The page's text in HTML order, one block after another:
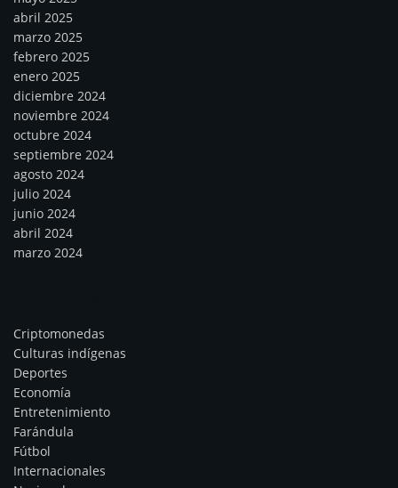
abril 2025
marzo 2025
febrero 2025
enero 2025
diciembre 2024
noviembre 2024
octubre 2024
septiembre 2024
agosto 2024
julio 2024
junio 2024
abril 2024
marzo 2024
Criptomonedas
Culturas indígenas
Deportes
Economía
Entretenimiento
Farándula
Fútbol
Internacionales